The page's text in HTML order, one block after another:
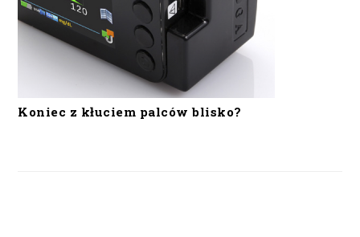
Koniec z kłuciem palców blisko?